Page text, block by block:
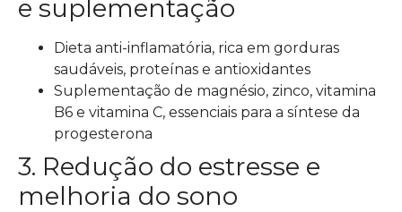
e suplementação
Dieta anti-inflamatória, rica em gorduras
saudáveis, proteínas e antioxidantes
Suplementação de magnésio, zinco, vitamina
B6 e vitamina C, essenciais para a síntese da
progesterona
3. Redução do estresse e
melhoria do sono